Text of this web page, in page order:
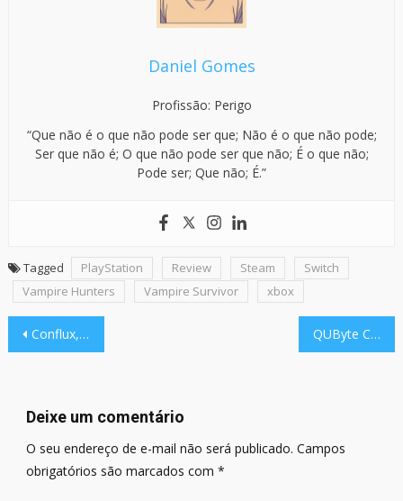
Daniel Gomes
Profissão: Perigo
“Que não é o que não pode ser que; Não é o que não pode;
Ser que não é; O que não pode ser que não; É o que não;
Pode ser; Que não; É.”
Tagged PlayStation Review Steam
Switch
Vampire Hunters
Vampire Survivor xbox
Navegação
Post
Conflux, indie game de terror em produção, tem demo para curtir no Halloween QUByte Connect 2024 acontece nessa quinta, Dia de Halloween, às 17h
Deixe um comentário
O seu endereço de e-mail não será publicado. Campos
obrigatórios são marcados com *